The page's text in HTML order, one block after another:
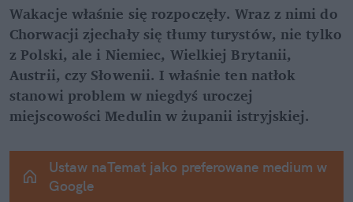
Wakacje właśnie się rozpoczęły. Wraz z nimi do
Chorwacji zjechały się tłumy turystów, nie tylko
z Polski, ale i Niemiec, Wielkiej Brytanii,
Austrii, czy Słowenii. I właśnie ten natłok
stanowi problem w niegdyś uroczej
miejscowości Medulin w żupanii istryjskiej.
Ustaw naTemat jako preferowane medium w
Google